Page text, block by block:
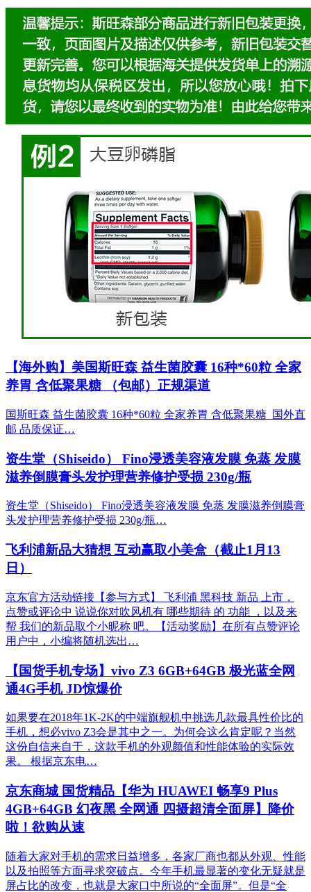
【海外购】美国斯旺森 益生菌胶囊 16种*60粒 全家
养胃 含低聚果糖 （包邮）正规渠道
国斯旺森 益生菌胶囊 16种*60粒 全家养胃 含低聚果糖 国外直
邮 品质保证…
资生堂（Shiseido） Fino浸透美容液发膜 免蒸 发膜
滋养倒膜膏头发护理营养修护受损 230g/瓶
资生堂（Shiseido） Fino浸透美容液发膜 免蒸 发膜滋养倒膜膏
头发护理营养修护受损 230g/瓶…
飞利浦新品大猜想 互动赢取小美盒（截止1月13
日）
京东官方活动链接【参与方式】 飞利浦 黑科技 新品 上市，
点赞或评论中 说说你对吹风机有 哪些期待 的 功能 ，以及来
帮 我们的新品取个小昵称 吧。【活动奖励】在所有点赞评论
用户中，小编将随机选出…
【国货手机专场】vivo Z3 6GB+64GB 极光蓝全网
通4G手机 JD惊爆价
如果要在2018年1K-2K的中端旗舰机中挑选几款最具性价比的
手机，想必vivo Z3会是其中之一。为何会这么肯定呢？当然
这份自信来自于，这款手机的外观颜值和性能体验的实际效
果。 根据京东电…
京东商城 国货精品【华为 HUAWEI 畅享9 Plus
4GB+64GB 幻夜黑 全网通 四摄超清全面屏】降价
啦！欲购从速
随着大家对手机的需求日益增多，各家厂商也都从外观、性能
以及拍照等方面寻求突破点。今年手机最显著的变化无疑就是
屏占比的改变，也就是大家口中所说的“全面屏”。但是“全